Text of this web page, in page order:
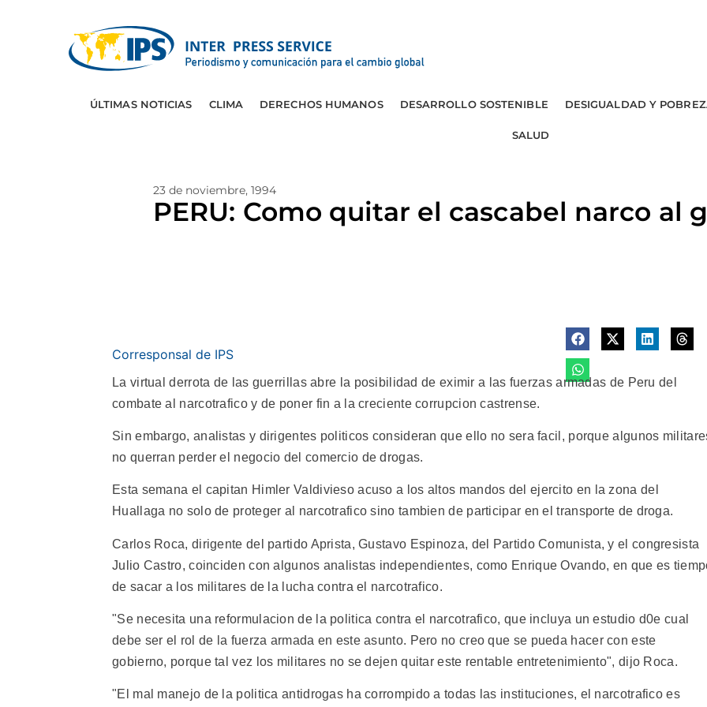
ÚLTIMAS NOTICIAS CLIMA DERECHOS HUMANOS DESARROLLO SOSTENIBLE DESIGUALDAD Y
SALUD
23 de noviembre, 1994
PERU: Como quitar el cascabel narco al
Corresponsal de IPS
La virtual derrota de las guerrillas abre la posibilidad de eximir a las fuerzas armadas de Peru del
combate al narcotrafico y de poner fin a la creciente corrupcion castrense.
Sin embargo, analistas y dirigentes politicos consideran que ello no sera facil, porque algunos
no querran perder el negocio del comercio de drogas.
Esta semana el capitan Himler Valdivieso acuso a los altos mandos del ejercito en la zona del
Huallaga no solo de proteger al narcotrafico sino tambien de participar en el transporte de droga.
Carlos Roca, dirigente del partido Aprista, Gustavo Espinoza, del Partido Comunista, y el congresista
Julio Castro, coinciden con algunos analistas independientes, como Enrique Ovando, en que es
de sacar a los militares de la lucha contra el narcotrafico.
"Se necesita una reformulacion de la politica contra el narcotrafico, que incluya un estudio d0e cual
debe ser el rol de la fuerza armada en este asunto. Pero no creo que se pueda hacer con este
gobierno, porque tal vez los militares no se dejen quitar este rentable entretenimiento", dijo Roca.
"El mal manejo de la politica antidrogas ha corrompido a todas las instituciones, el narcotrafico es